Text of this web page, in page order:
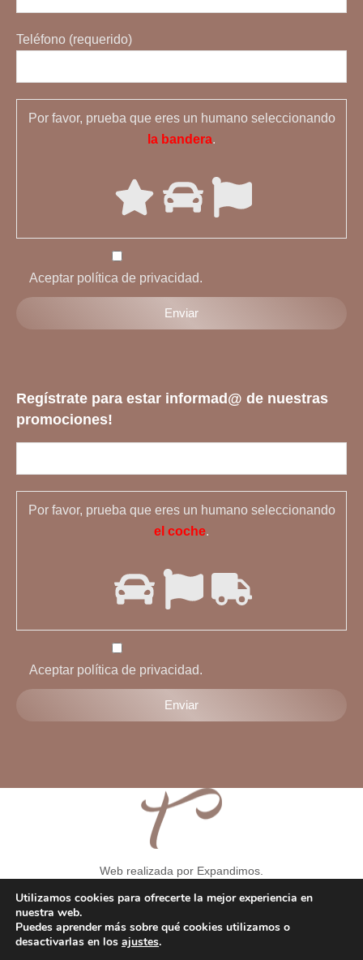
Teléfono (requerido)
Por favor, prueba que eres un humano seleccionando
la bandera.
Aceptar política de privacidad.
Regístrate para estar informad@ de nuestras
promociones!
Por favor, prueba que eres un humano seleccionando
el coche.
Aceptar política de privacidad.
Web realizada por Expandimos.
desentimiento
Política de privacidad RRSS-Consentimiento Whatsapp
Consentimiento de tratamiento de datos
Utilizamos cookies para ofrecerte la mejor experiencia en
nuestra web.
Puedes aprender más sobre qué cookies utilizamos o
desactivarlas en los ajustes.